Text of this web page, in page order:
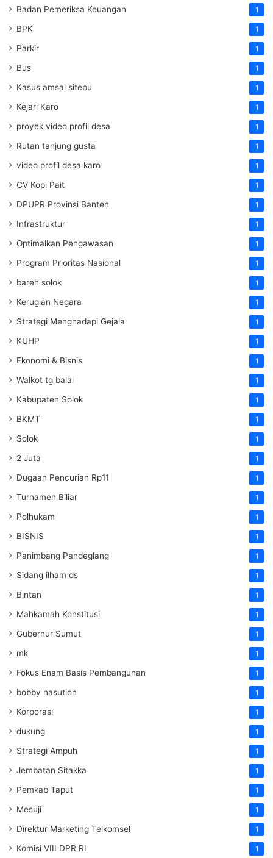
Badan Pemeriksa Keuangan 1
BPK 1
Parkir 1
Bus 1
Kasus amsal sitepu 1
Kejari Karo 1
proyek video profil desa 1
Rutan tanjung gusta 1
video profil desa karo 1
CV Kopi Pait 1
DPUPR Provinsi Banten 1
Infrastruktur 1
Optimalkan Pengawasan 1
Program Prioritas Nasional 1
bareh solok 1
Kerugian Negara 1
Strategi Menghadapi Gejala 1
KUHP 1
Ekonomi & Bisnis 1
Walkot tg balai 1
Kabupaten Solok 1
BKMT 1
Solok 1
2 Juta 1
Dugaan Pencurian Rp11 1
Turnamen Biliar 1
Polhukam 1
BISNIS 1
Panimbang Pandeglang 1
Sidang ilham ds 1
Bintan 1
Mahkamah Konstitusi 1
Gubernur Sumut 1
mk 1
Fokus Enam Basis Pembangunan 1
bobby nasution 1
Korporasi 1
dukung 1
Strategi Ampuh 1
Jembatan Sitakka 1
Pemkab Taput 1
Mesuji 1
Direktur Marketing Telkomsel 1
Komisi VIII DPR RI 1